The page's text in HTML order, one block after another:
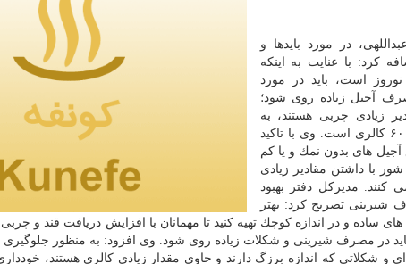
در مورد بایدها و
كرد: با عنایت به اینكه
است، باید در مورد
آجیل زیاده روی شود؛
زیادی چربی هستند، به
صورتی كه هر ۱۰۰ گرم آنها حاوی ۵۰۰ تا ۶۰۰ كالری است. وی با تاكید
آجیل های بدون نمك و یا كم
با داشتن مقادیر زیادی
كنند. مدیركل دفتر بهبود
شیرینی تصریح كرد: بهتر
ساده و در اندازه كوچك تهیه كنید تا مهمانان با افزایش دریافت قند و
در مصرف شیرینی و شكلات زیاده روی شود. وی افزود: به منظور جلوگیری
و شكلاتی كه اندازه برزگ دارند و حاوی مقدار زیادی كالری هستند،